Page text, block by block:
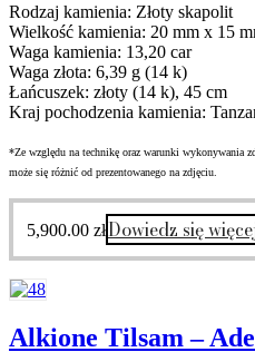
Rodzaj kamienia: Złoty skapolit
Wielkość kamienia: 20 mm x 15
Waga kamienia: 13,20 car
Waga złota: 6,39 g (14 k)
Łańcuszek: złoty (14 k), 45 cm
Kraj pochodzenia kamienia:
*Ze względu na technikę oraz warunki wykonywania
może się różnić od prezentowanego na zdjęciu.
5,900.00 złDowiedz się
Alkione Tilsam –